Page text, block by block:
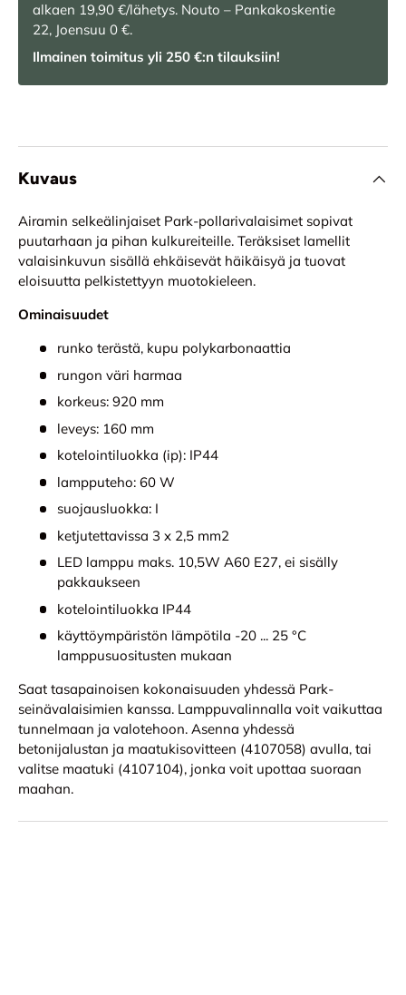
alkaen 19,90 €/lähetys. Nouto – Pankakoskentie
22, Joensuu 0 €.
Ilmainen toimitus yli 250 €:n tilauksiin!
Kuvaus
Airamin selkeälinjaiset Park-pollarivalaisimet sopivat
puutarhaan ja pihan kulkureiteille. Teräksiset lamellit
valaisinkuvun sisällä ehkäisevät häikäisyä ja tuovat
eloisuutta pelkistettyyn muotokieleen.
Ominaisuudet
runko terästä, kupu polykarbonaattia
rungon väri harmaa
korkeus: 920 mm
leveys: 160 mm
kotelointiluokka (ip): IP44
lampputeho: 60 W
suojausluokka: I
ketjutettavissa 3 x 2,5 mm2
LED lamppu maks. 10,5W A60 E27, ei sisälly
pakkaukseen
kotelointiluokka IP44
käyttöympäristön lämpötila -20 ... 25 °C
lamppusuositusten mukaan
Saat tasapainoisen kokonaisuuden yhdessä Park-
seinävalaisimien kanssa. Lamppuvalinnalla voit vaikuttaa
tunnelmaan ja valotehoon. Asenna yhdessä
betonijalustan ja maatukisovitteen (4107058) avulla, tai
valitse maatuki (4107104), jonka voit upottaa suoraan
maahan.